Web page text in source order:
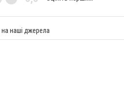
на наші джерела